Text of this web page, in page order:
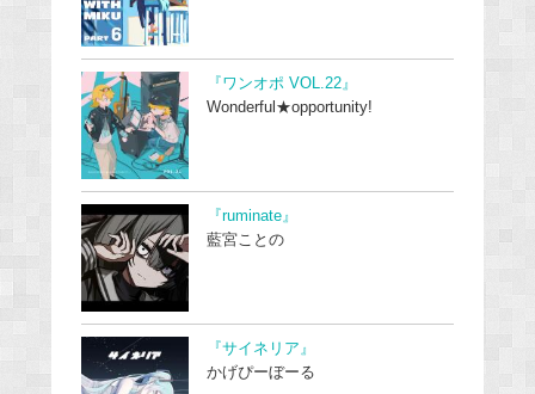
『ワンオポ VOL.22』
Wonderful★opportunity!
『ruminate』
藍宮ことの
『サイネリア』
かげぴーぼーる